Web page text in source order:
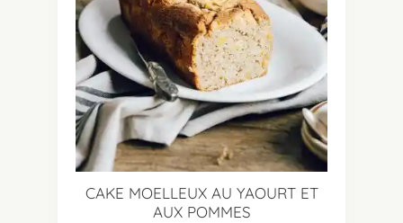
CAKE MOELLEUX AU YAOURT ET
AUX POMMES